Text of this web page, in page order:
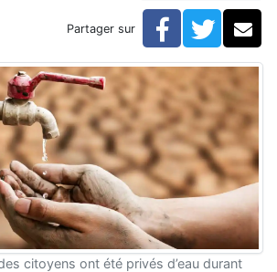
arides pour les régions rurales
Partager sur Facebook
citoyens ont été privés d’eau durant